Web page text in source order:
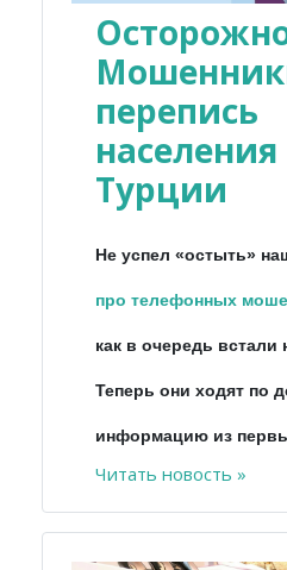
перепись
населения
Турции
Не успел «остыть»
про телефонных
как в очередь
Теперь они ходят по
информацию из
Читать новость »